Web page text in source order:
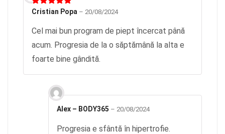
Evaluat la
Cristian Popa – 20/08/2024
Cel mai bun program de piept încercat până
acum. Progresia de la o săptămână la alta e
foarte bine gândită.
Alex – BODY365 – 20/08/2024
Progresia e sfântă în hipertrofie.